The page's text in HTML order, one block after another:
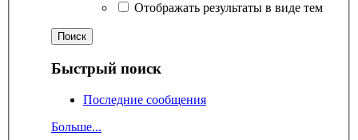
Отображать результаты в виде тем
Быстрый поиск
Последние сообщения
Больше...